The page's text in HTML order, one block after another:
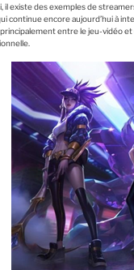
il existe des exemples de
continue encore aujourd’hui à
entre le jeu-vidéo et